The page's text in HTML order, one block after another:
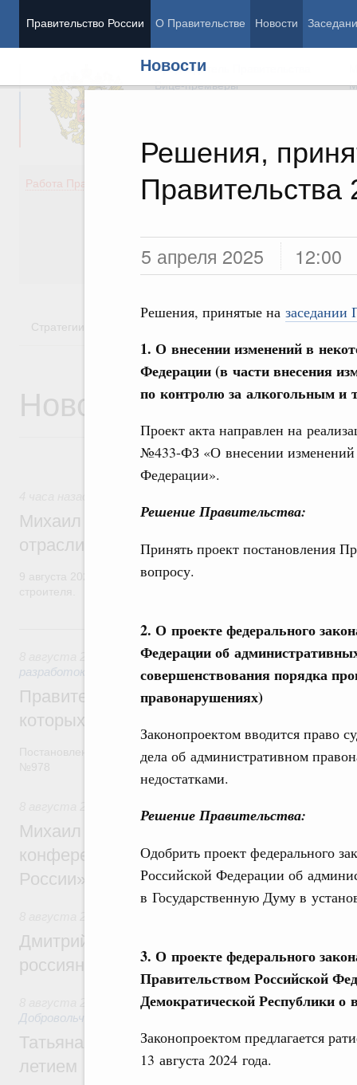
Правительство России О Правительстве Новости
Новости
Решения,
Правительства
5 апреля 2025 12:00
Решения, принятые на заседании
1. О внесении изменений в
Федерации (в части внесения
по контролю за алкогольным
Проект акта направлен на
№433-ФЗ «О внесении изменений
Федерации».
Решение Правительства:
Принять проект постановления
вопросу.
2. О проекте федерального
Федерации об
совершенствования порядка
правонарушениях)
Законопроектом вводится право
дела об административном
недостатками.
Решение Правительства:
Одобрить проект федерального
Российской Федерации об
в Государственную Думу в
3. О проекте федерального
Правительством Российской
Демократической Республики о
Законопроектом предлагается
13 августа 2024 года.
Председатель Правительства
Вице-премьеры
Работа Правительства
Демография
Здоровье
Общество
Государство
Стратегии
Новости
Михаил Мишустин поздравил
отрасли с профессиональным
9 августа 2026 года отмечается профессиональный праздник
Вчера
Государственная политика в сфере
разработок
Правительство расширило перечень
которых освобождаются от НДФЛ
Постановление от 5 августа 2026 года
Михаил Мишустин дал поручения по
конференции «Цифровая индустрия
России»
Дмитрий Чернышенко и Михаил
россиян с Днём физкультурника
Социальные инновации. Некоммерческие
Добровольчество и волонтёрство. Благотворительность
Татьяна Голикова поздравила
летием